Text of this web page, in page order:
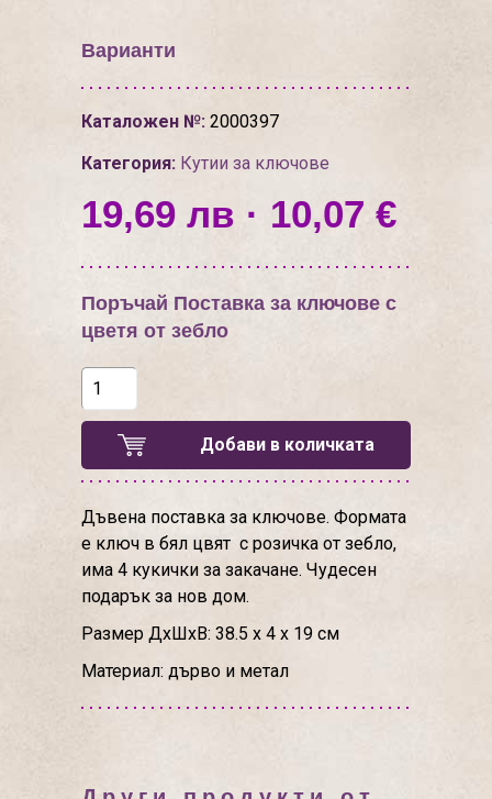
Варианти
Каталожен №: 2000397
Категория: Кутии за ключове
19,69 лв · 10,07 €
Поръчай Поставка за ключове с
цветя от зебло
Добави в количката
Дъвена поставка за ключове. Формата
е ключ в бял цвят с розичка от зебло,
има 4 кукички за закачане. Чудесен
подарък за нов дом.
Размер ДхШхВ: 38.5 х 4 х 19 см
Материал: дърво и метал